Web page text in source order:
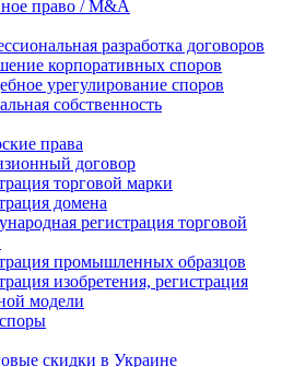
право / M&A
разработка договоров
корпоративных споров
урегулирование споров
собственность
права
договор
торговой марки
домена
регистрация торговой
промышленных образцов
изобретения, регистрация
модели
скидки в Украине